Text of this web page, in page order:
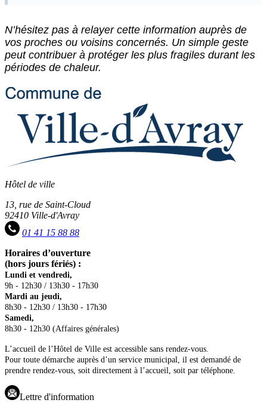
N’hésitez pas à relayer cette information auprès de
vos proches ou voisins concernés. Un simple geste
peut contribuer à protéger les plus fragiles durant les
périodes de chaleur.
Hôtel de ville
13, rue de Saint-Cloud
92410 Ville-d'Avray
01 41 15 88 88
Horaires d’ouverture
(hors jours fériés) :
Lundi et vendredi,
9h - 12h30 / 13h30 - 17h30
Mardi au jeudi,
8h30 - 12h30 / 13h30 - 17h30
Samedi,
8h30 - 12h30 (Affaires générales)
L’accueil de l’Hôtel de Ville est accessible sans rendez-vous.
Pour toute démarche auprès d’un service municipal, il est demandé de
prendre rendez-vous, soit directement à l’accueil, soit par téléphone.
Lettre d'information